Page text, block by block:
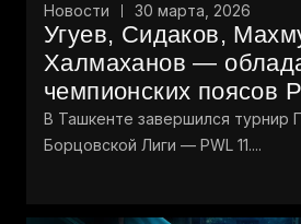
Новости 30 марта, 2026
Угуев, Сидаков,
Халмаханов —
чемпионских поясов
В Ташкенте завершился турнир
Борцовской Лиги — PWL 11....